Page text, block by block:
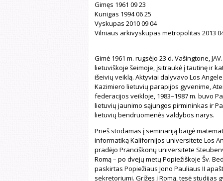
Gimęs 1961 09 23
Kunigas 1994 06 25
Vyskupas 2010 09 04
Vilniaus arkivyskupas metropolitas 2013
Gimė 1961 m. rugsėjo 23 d. Vašingtone,
lietuviškoje šeimoje, įsitraukė į tautinę ir
išeivių veiklą. Aktyviai dalyvavo Los
Kazimiero lietuvių parapijos gyvenime,
federacijos veikloje, 1983–1987 m. buvo
lietuvių jaunimo sąjungos pirmininkas ir
lietuvių bendruomenės valdybos narys.
Prieš stodamas į seminariją baigė
informatiką Kalifornijos universitete Los
pradėjo Pranciškonų universitete
Romą – po dvejų metų Popiežiškoje Šv.
paskirtas Popiežiaus Jono Pauliaus II
sekretoriumi. Grįžęs į Romą, tęsė studijas